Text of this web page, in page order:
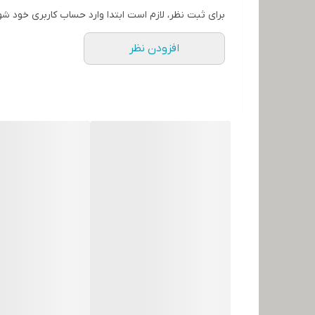
برای ثبت نظر، لازم است ابتدا وارد حساب کاربری خود
افزودن نظر